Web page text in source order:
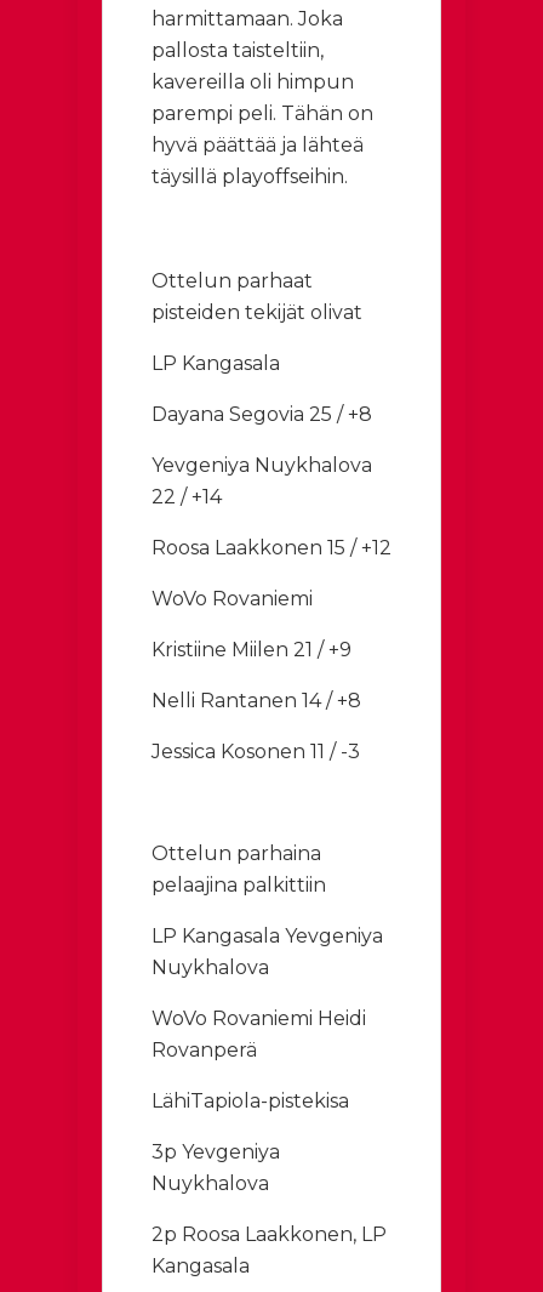
harmittamaan. Joka
pallosta taisteltiin,
kavereilla oli himpun
parempi peli. Tähän on
hyvä päättää ja lähteä
täysillä playoffseihin.
Ottelun parhaat
pisteiden tekijät olivat
LP Kangasala
Dayana Segovia 25 / +8
Yevgeniya Nuykhalova
22 / +14
Roosa Laakkonen 15 / +12
WoVo Rovaniemi
Kristiine Miilen 21 / +9
Nelli Rantanen 14 / +8
Jessica Kosonen 11 / -3
Ottelun parhaina
pelaajina palkittiin
LP Kangasala Yevgeniya
Nuykhalova
WoVo Rovaniemi Heidi
Rovanperä
LähiTapiola-pistekisa
3p Yevgeniya
Nuykhalova
2p Roosa Laakkonen, LP
Kangasala